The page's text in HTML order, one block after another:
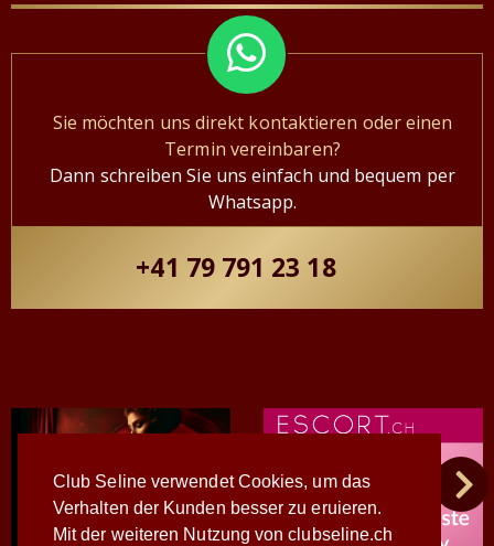
Club Seline verwendet Cookies, um das
Verhalten der Kunden besser zu eruieren.
Mit der weiteren Nutzung von clubseline.ch
Sie möchten uns direkt kontaktieren oder einen
Termin vereinbaren?
Dann schreiben Sie uns einfach und bequem per
Whatsapp.
+41 79 791 23 18